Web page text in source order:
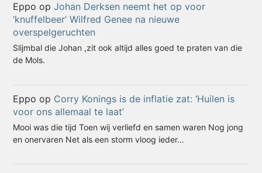
Eppo opJohan Derksen neemt het op voor
‘knuffelbeer’ Wilfred Genee na nieuwe
overspelgeruchten
Slijmbal die Johan ,zit ook altijd alles goed te praten van die
de Mols.
Eppo op Corry Konings is de inflatie zat: ‘Huilen is
voor ons allemaal te laat’
Mooi was die tijd Toen wij verliefd en samen waren Nog jong
en onervaren Net als een storm vloog ieder…